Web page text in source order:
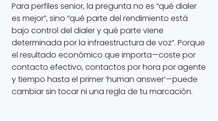
Para perfiles senior, la pregunta no es “qué dialer
es mejor”, sino “qué parte del rendimiento está
bajo control del dialer y qué parte viene
determinada por la infraestructura de voz”. Porque
el resultado económico que importa—coste por
contacto efectivo, contactos por hora por agente
y tiempo hasta el primer ‘human answer’—puede
cambiar sin tocar ni una regla de tu marcación.